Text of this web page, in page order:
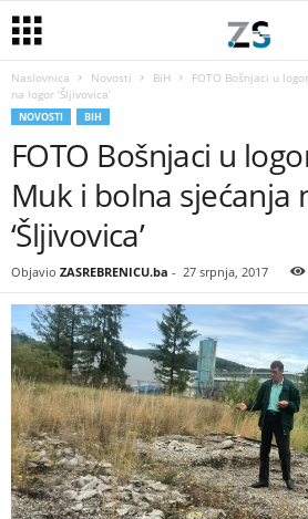
Naslovnica Novosti BiH
FOTO Bošnjaci u
na logor ‘Šljivovica’
NOVOSTI BIH
FOTO Bošnjaci u
Muk i bolna sjećanja
‘Šljivovica’
Objavio ZASREBRENICU.ba - 27 srpnja, 2017